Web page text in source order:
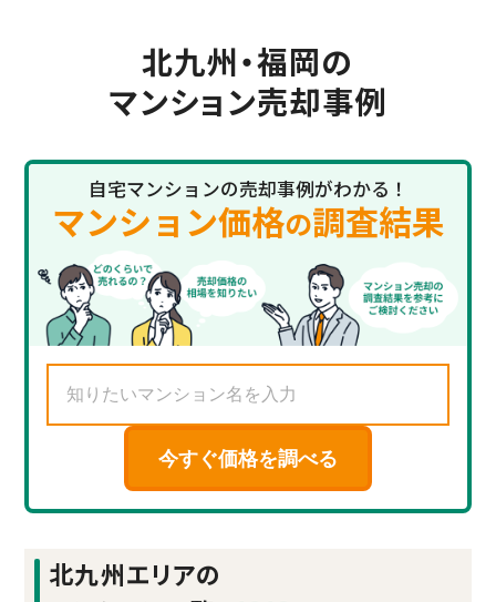
北九州・福岡の
マンション売却事例
自宅マンションの売却事例がわかる！
マンション価格の調査結果
今すぐ価格を調べる
北九州エリアの